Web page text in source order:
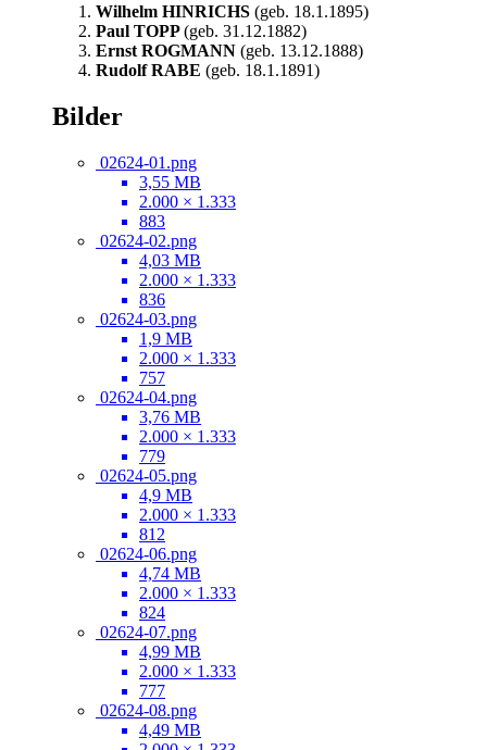
Wilhelm HINRICHS (geb. 18.1.1895)
Paul TOPP(geb. 31.12.1882)
Ernst ROGMANN (geb. 13.12.1888)
Rudolf RABE (geb. 18.1.1891)
Bilder
02624-01.png
3,55 MB
2.000 × 1.333
883
02624-02.png
4,03 MB
2.000 × 1.333
836
02624-03.png
1,9 MB
2.000 × 1.333
757
02624-04.png
3,76 MB
2.000 × 1.333
779
02624-05.png
4,9 MB
2.000 × 1.333
812
02624-06.png
4,74 MB
2.000 × 1.333
824
02624-07.png
4,99 MB
2.000 × 1.333
777
02624-08.png
4,49 MB